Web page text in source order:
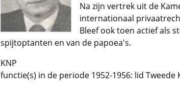
Na zijn vertrek uit de
internationaal
Bleef ook toen actief als
spijtoptanten en van de papoea's.
KNP
functie(s) in de periode 1952-1956: lid Tweede